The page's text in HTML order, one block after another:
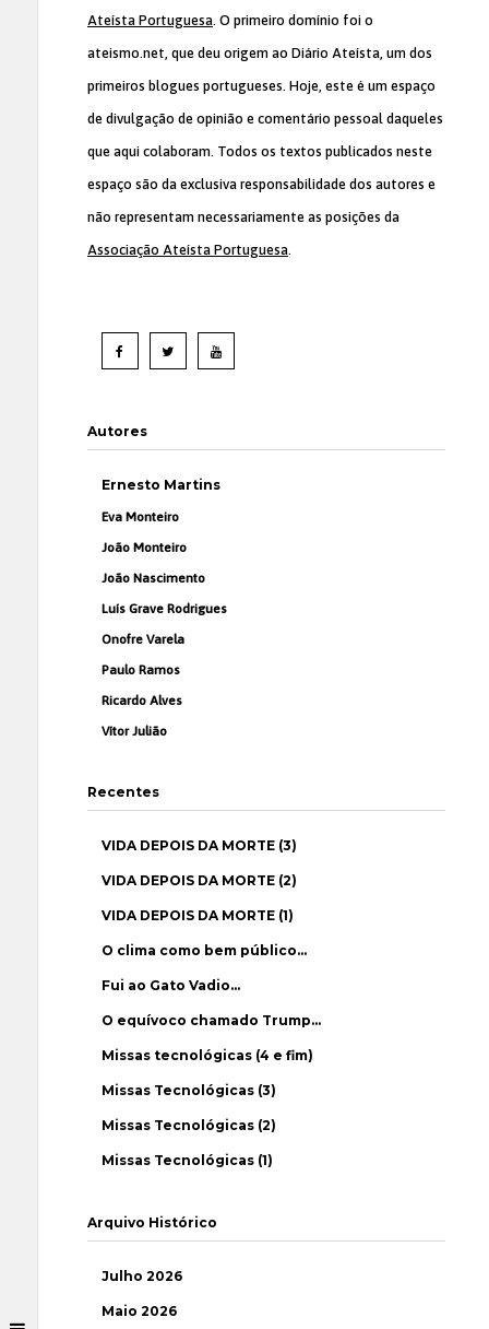
Ateísta Portuguesa. O primeiro domínio foi o
ateismo.net, que deu origem ao Diário Ateísta, um dos
primeiros blogues portugueses. Hoje, este é um espaço
de divulgação de opinião e comentário pessoal daqueles
que aqui colaboram. Todos os textos publicados neste
espaço são da exclusiva responsabilidade dos autores e
não representam necessariamente as posições da
Associação Ateísta Portuguesa.
Autores
Ernesto Martins
Eva Monteiro
João Monteiro
João Nascimento
Luís Grave Rodrigues
Onofre Varela
Paulo Ramos
Ricardo Alves
Vítor Julião
Recentes
VIDA DEPOIS DA MORTE (3)
VIDA DEPOIS DA MORTE (2)
VIDA DEPOIS DA MORTE (1)
O clima como bem público…
Fui ao Gato Vadio…
O equívoco chamado Trump…
Missas tecnológicas (4 e fim)
Missas Tecnológicas (3)
Missas Tecnológicas (2)
Missas Tecnológicas (1)
Arquivo Histórico
Julho 2026
Maio 2026